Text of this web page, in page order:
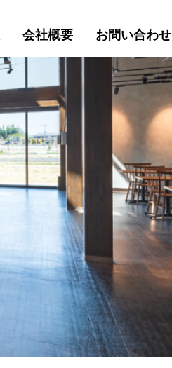
会社概要 お問い合わせ